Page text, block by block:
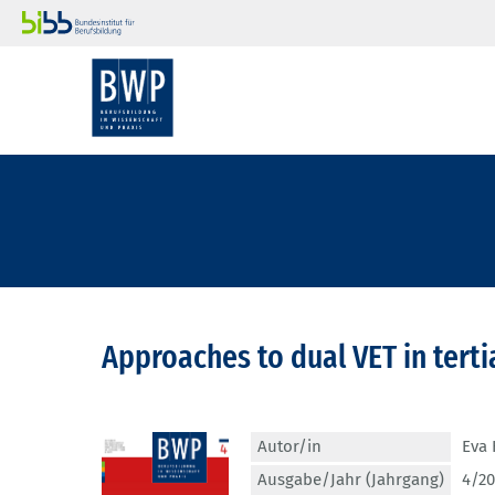
Approaches to dual VET in
Autor/in
Eva
Ausgabe/Jahr (Jahrgang)
4/